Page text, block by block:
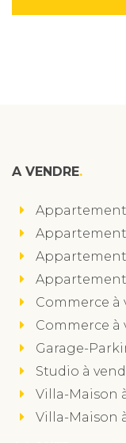
A VENDRE
Appartement
Commerce à
Commerce
Garage-
Studio à
Villa-Maison
Villa-Maison